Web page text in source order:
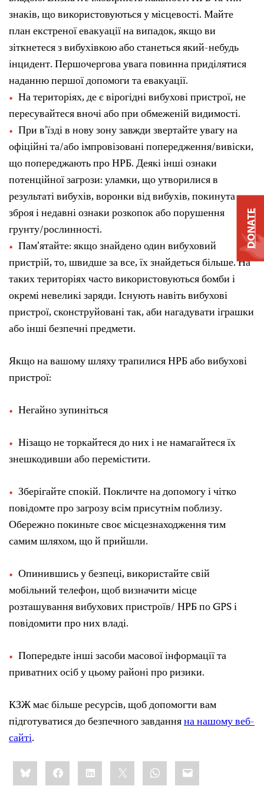
знаків, що використовуються у місцевості. Майте
план екстреної евакуації на випадок, якщо ви
зіткнетеся з вибухівкою або станеться який-небудь
інцидент. Першочергова увага повинна приділятися
наданню першої допомоги та евакуації.
На територіях, де є вірогідні вибухові пристрої, не
пересувайтеся вночі або при обмеженій видимості.
При в’їзді в нову зону завжди звертайте увагу на
офіційні та/або імпровізовані попередження/вивіски,
що попереджають про НРБ. Деякі інші ознаки
потенційної загрози: уламки, що утворилися в
результаті вибухів, воронки від вибухів, покинута
зброя і недавні ознаки розкопок або порушення
грунту/рослинності.
Пам’ятайте: якщо знайдено один вибуховий
пристрій, то, швидше за все, їх знайдеться більше. На
таких територіях часто використовуються бомби і
окремі невеликі заряди. Існують навіть вибухові
пристрої, сконструйовані так, аби нагадувати іграшки
або інші безпечні предмети.
Якщо на вашому шляху трапилися НРБ або вибухові
пристрої:
Негайно зупиніться
Нізащо не торкайтеся до них і не намагайтеся їх
знешкодивши або перемістити.
Зберігайте спокій. Покличте на допомогу і чітко
повідомте про загрозу всім присутнім поблизу.
Обережно покиньте своє місцезнаходження тим
самим шляхом, що й прийшли.
Опинившись у безпеці, використайте свій
мобільний телефон, щоб визначити місце
розташування вибухових пристроїв/ НРБ по GPS і
повідомити про них владі.
Попередьте інші засоби масової інформації та
приватних осіб у цьому районі про ризики.
КЗЖ має більше ресурсів, щоб допомогти вам
підготуватися до безпечного завданняна нашому веб-
сайті.
Share
this:BlueskyFacebookLinkedIn WhatsApp
Email
DONATE